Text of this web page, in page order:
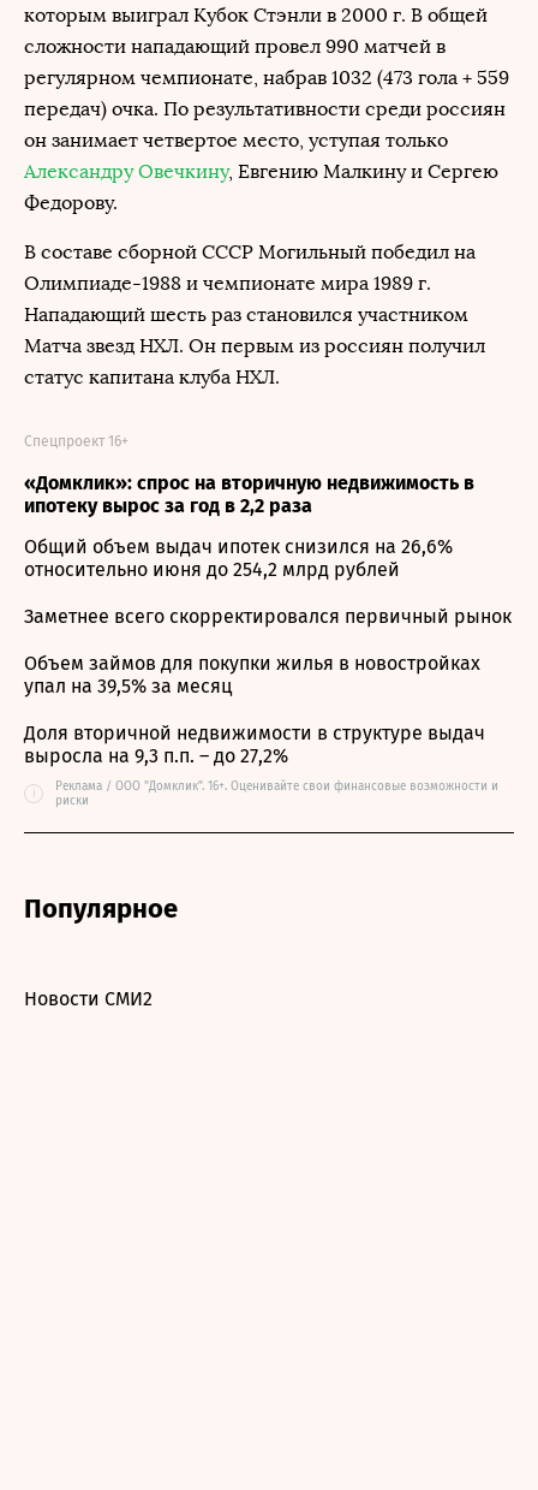
которым выиграл Кубок Стэнли в 2000 г. В общей
сложности нападающий провел 990 матчей в
регулярном чемпионате, набрав 1032 (473 гола + 559
передач) очка. По результативности среди россиян
он занимает четвертое место, уступая только
Александру Овечкину, Евгению Малкину и Сергею
Федорову.
В составе сборной СССР Могильный победил на
Олимпиаде-1988 и чемпионате мира 1989 г.
Нападающий шесть раз становился участником
Матча звезд НХЛ. Он первым из россиян получил
статус капитана клуба НХЛ.
«Домклик»: спрос на вторичную недвижимость в
ипотеку вырос за год в 2,2 раза
Спецпроект 16+
Общий объем выдач ипотек снизился на 26,6%
относительно июня до 254,2 млрд рублей
Заметнее всего скорректировался первичный рынок
Объем займов для покупки жилья в новостройках
упал на 39,5% за месяц
Доля вторичной недвижимости в структуре выдач
выросла на 9,3 п.п. – до 27,2%
i
Реклама / ООО "Домклик". 16+. Оценивайте свои финансовые возможности и
риски
Популярное
Новости СМИ2